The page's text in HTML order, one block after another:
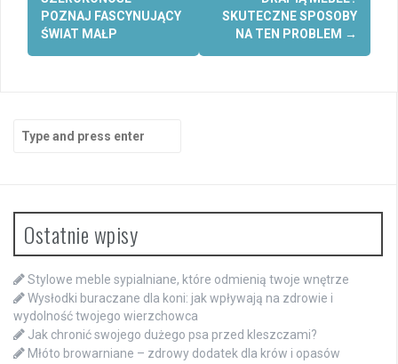
POZNAJ FASCYNUJĄCY
ŚWIAT MAŁP
SKUTECZNE SPOSOBY
NA TEN PROBLEM →
Search
for:
Ostatnie wpisy
Stylowe meble sypialniane, które odmienią twoje wnętrze
Wysłodki buraczane dla koni: jak wpływają na zdrowie i
wydolność twojego wierzchowca
Jak chronić swojego dużego psa przed kleszczami?
Młóto browarniane – zdrowy dodatek dla krów i opasów